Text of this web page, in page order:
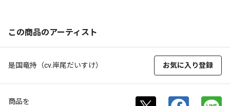
この商品のアーティスト
是国竜持（cv.岸尾だいすけ） お気に入り登録
商品を